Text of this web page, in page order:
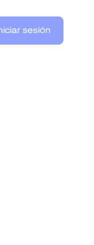
sesión